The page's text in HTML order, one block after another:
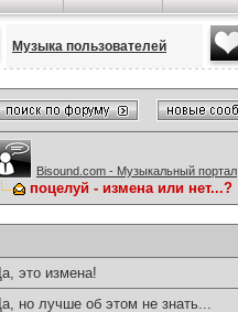
Музыка пользователей
Bisound.com - Музыкальный портал
поцелуй - измена или нет...?
это измена!
но лучше об этом не знать...